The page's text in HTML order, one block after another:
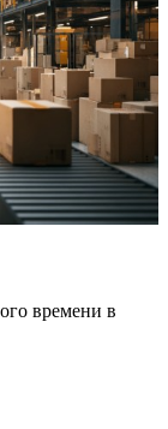
времени в